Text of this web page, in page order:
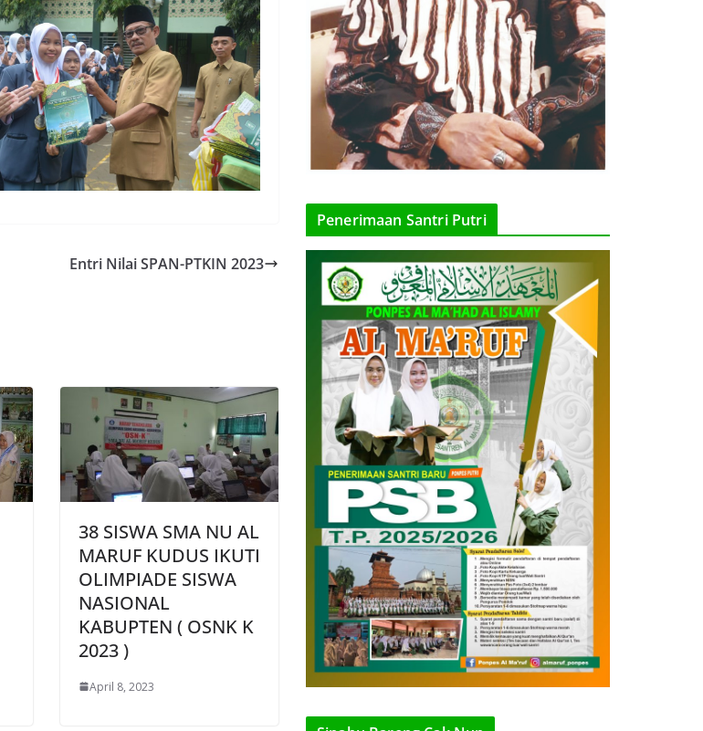
Entri Nilai SPAN-PTKIN 2023
38 SISWA SMA NU AL
MARUF KUDUS IKUTI
OLIMPIADE SISWA
NASIONAL
KABUPTEN ( OSNK K
2023 )
April 8, 2023
Penerimaan Santri Putri